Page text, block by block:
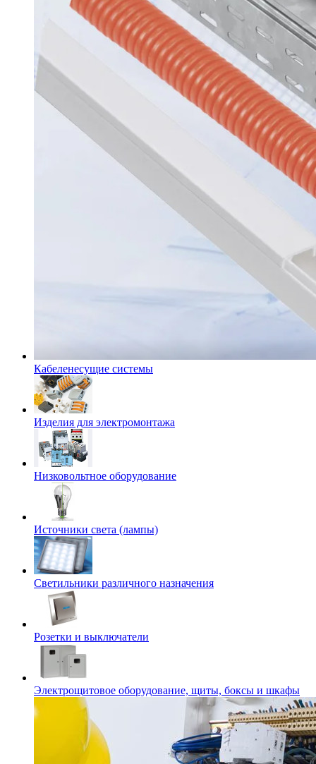
Кабеленесущие системы
Изделия для электромонтажа
Низковольтное оборудование
Источники света (лампы)
Светильники различного назначения
Розетки и выключатели
Электрощитовое оборудование, щиты, боксы и шкафы